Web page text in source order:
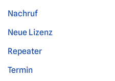
Nachruf
Neue Lizenz
Repeater
Termin